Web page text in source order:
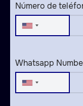
Número de
United
Whatsapp
United